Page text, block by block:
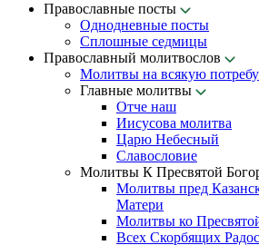
Православные посты
Однодневные посты
Сплошные седмицы
Православный молитвослов
Молитвы на всякую потребу
Главные молитвы
Отче наш
Иисусова молитва
Царю Небесный
Славословие
Молитвы К Пресвятой
Молитвы пред
Матери
Молитвы ко
Всех Скорбящих